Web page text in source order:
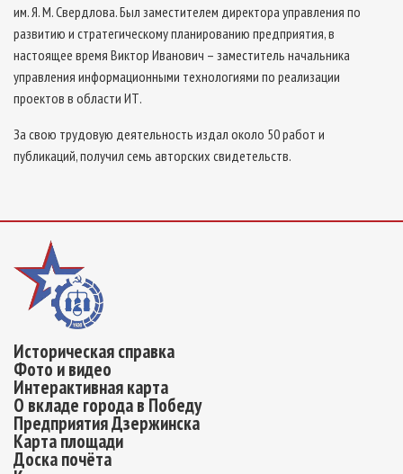
им. Я. М. Свердлова. Был заместителем директора управления по
развитию и стратегическому планированию предприятия, в
настоящее время Виктор Иванович – заместитель начальника
управления информационными технологиями по реализации
проектов в области ИТ.
За свою трудовую деятельность издал около 50 работ и
публикаций, получил семь авторских свидетельств.
Историческая справка
Фото и видео
Интерактивная карта
О вкладе города в Победу
Предприятия Дзержинска
Карта площади
Доска почёта